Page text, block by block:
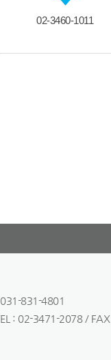
02-3460-1011
831-4801
: 02-3471-2078 /